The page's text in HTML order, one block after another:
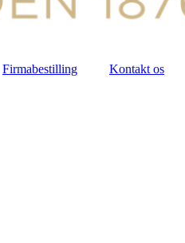
Firmabestilling
Kontakt os